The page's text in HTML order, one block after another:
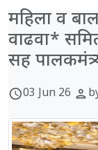
महिला व
वाढवा*
सह
schedule03 Jun 26 person